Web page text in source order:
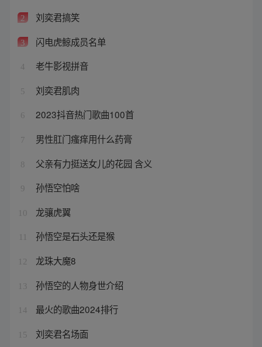
2 刘奕君搞笑
3 闪电虎鲸成员名单
4 老牛影视拼音
5 刘奕君肌肉
6 2023抖音热门歌曲100首
7 男性肛门瘙痒用什么药膏
8 父亲有力挺送女儿的花园 含义
9 孙悟空怕啥
10 龙骧虎翼
孙悟空是石头还是猴
12 龙珠大魔8
13 孙悟空的人物身世介绍
14 最火的歌曲2024排行
15 刘奕君名场面